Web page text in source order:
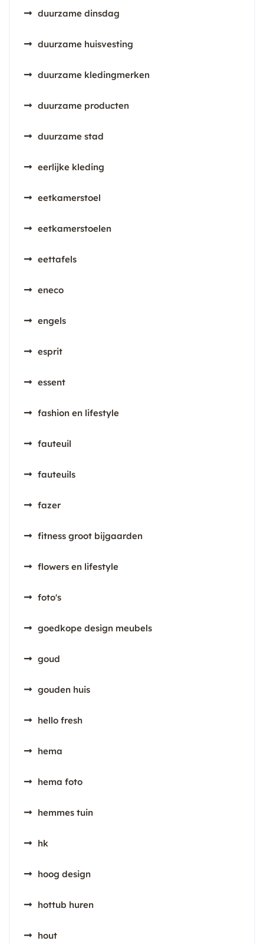
duurzame dinsdag
duurzame huisvesting
duurzame kledingmerken
duurzame producten
duurzame stad
eerlijke kleding
eetkamerstoel
eetkamerstoelen
eettafels
eneco
engels
esprit
essent
fashion en lifestyle
fauteuil
fauteuils
fazer
fitness groot bijgaarden
flowers en lifestyle
foto's
goedkope design meubels
goud
gouden huis
hello fresh
hema
hema foto
hemmes tuin
hk
hoog design
hottub huren
hout